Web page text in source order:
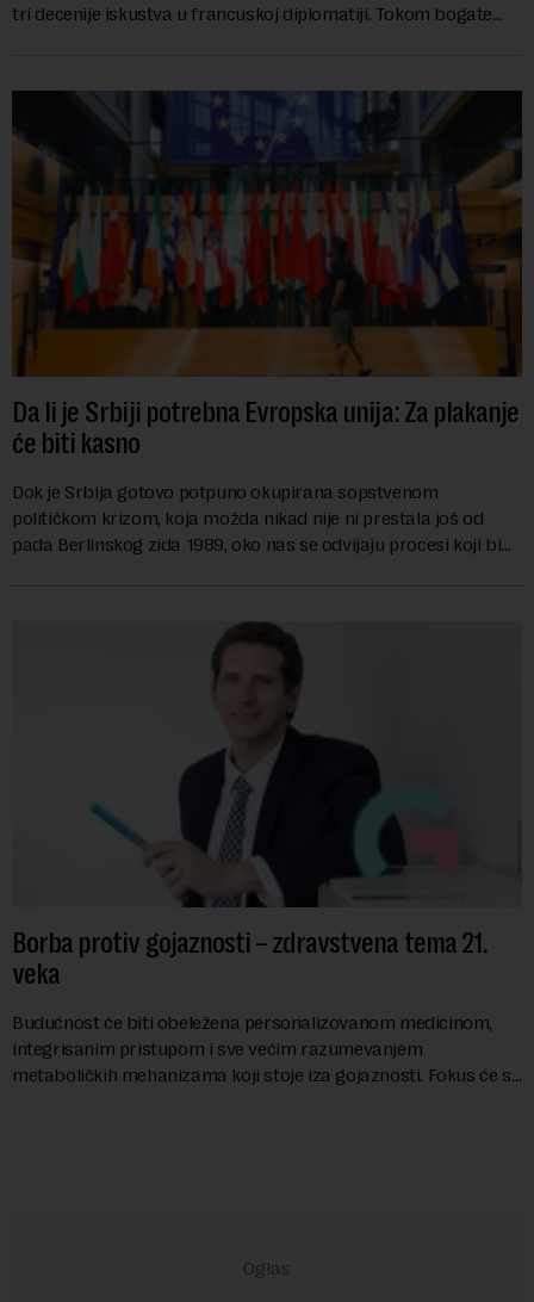
tri decenije iskustva u francuskoj diplomatiji. Tokom bogate
Da li je Srbiji potrebna Evropska unija: Za plakanje
će biti kasno
Dok je Srbija gotovo potpuno okupirana sopstvenom
političkom krizom, koja možda nikad nije ni prestala još od
pada Berlinskog zida 1989, oko nas se odvijaju procesi koji bi
Borba protiv gojaznosti – zdravstvena tema 21.
veka
Budućnost će biti obeležena personalizovanom medicinom,
integrisanim pristupom i sve većim razumevanjem
metaboličkih mehanizama koji stoje iza gojaznosti. Fokus će se